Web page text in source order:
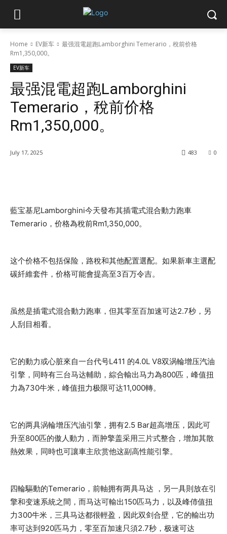
Home EV新车
最强混電超跑Lamborghini Temerario，稅前价格
Rm1,350,000。
EV新车
最强混電超跑Lamborghini
Temerario，稅前价格
Rm1,350,000。
July 17, 2025 0
483
藍宝基尼Lamborghini今天發布其插電式混合動力跑車
Temerario，价格為稅前Rm1,350,000。
这个价格不包括保险，路稅和其他配置選配。如果新車主選配
碳䊹維套件，价格可能會提高至3百万令吉。
虽然是插電式混合動力跑車，但其零至百加速可达2.7秒，另
人刮目相看。
它的動力或心脏來自一台代号L411 的4.0L V8双涡輪增压汽油
引擎，同時有三台马达輔助，綜合輸出马力為800匹，峰值扭
力為730牛米，峰值扭力极限可达11,000轉。
它的两具涡輪增压汽油引擎，拥有2.5 Bar超高增压，因此可
升至800匹的傲人動力，而肿擎盖采用三片式整合，增加其散
熱效果，同時也可讓車主欣赏他这副高性能引擎。
四輪驅動的Temerario，前軸拥有两具马达 ，另一具則放在引
擎和变速系統之間，而马达可輸出150匹马力，以及峰伂值扭
力300牛米，三具马达都很輕盈，因此双剑合壁，它的輸出功
率可达到920匹马力，零至百加速只須2.7秒，极速可达